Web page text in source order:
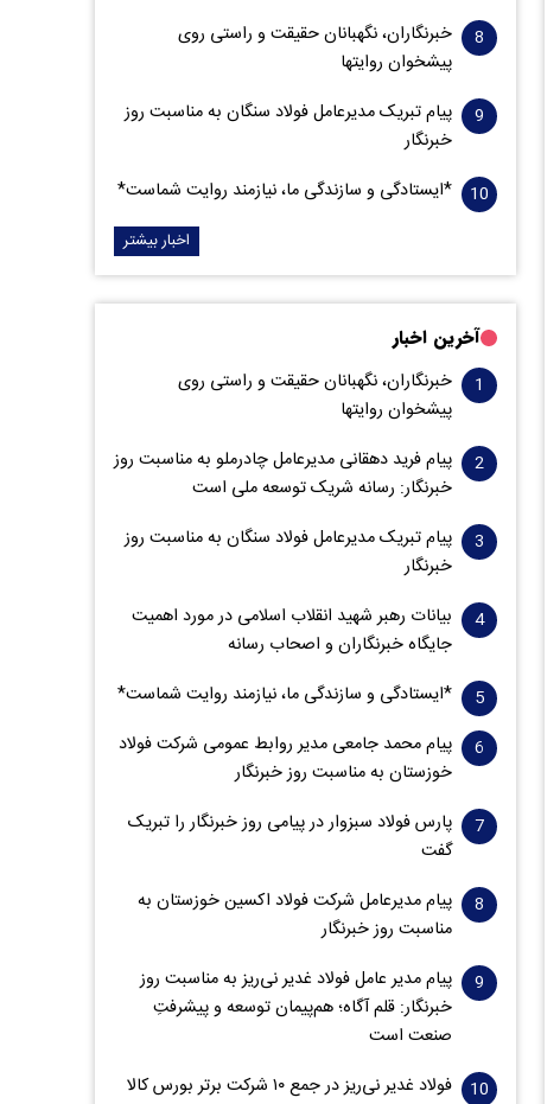
خبرنگاران، نگهبانان حقیقت و راستی روی
پیشخوان روایت­ها
پیام تبریک مدیرعامل فولاد سنگان به مناسبت روز
خبرنگار
*ایستادگی و سازندگی ما، نیازمند روایت شماست*
اخبار بیشتر
آخرین اخبار
خبرنگاران، نگهبانان حقیقت و راستی روی
پیشخوان روایت­ها
پیام فرید دهقانی مدیرعامل چادرملو به مناسبت روز
خبرنگار: رسانه شریک توسعه ملی است
پیام تبریک مدیرعامل فولاد سنگان به مناسبت روز
خبرنگار
بیانات رهبر شهید انقلاب اسلامی در مورد اهمیت
جایگاه خبرنگاران و اصحاب رسانه
*ایستادگی و سازندگی ما، نیازمند روایت شماست*
پیام محمد جامعی مدیر روابط عمومی شرکت فولاد
خوزستان به مناسبت روز خبرنگار
پارس فولاد سبزوار در پیامی روز خبرنگار را تبریک
گفت
پیام مدیرعامل شرکت فولاد اکسین خوزستان به
مناسبت روز خبرنگار
پیام مدیر عامل فولاد غدیر نی‌ریز به مناسبت روز
خبرنگار: قلم آگاه؛ هم‌پیمان توسعه و پیشرفتِ
صنعت است
فولاد غدیر نی‌ریز در جمع ۱۰ شرکت برتر بورس کالا